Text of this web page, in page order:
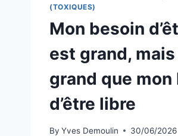
(TOXIQUES)
Mon besoin
est grand,
grand que mon
d’être libre
By Yves Demoulin 30/06/2026